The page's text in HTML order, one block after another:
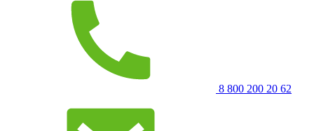
8 800 200 20 62